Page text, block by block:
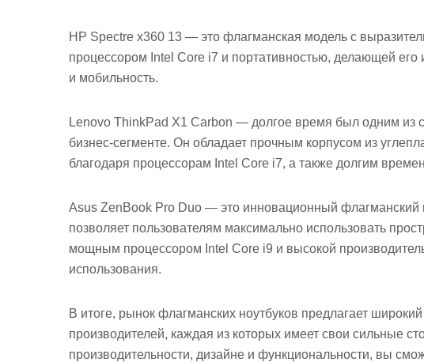
HP Spectre x360 13 — это флагманская модель с
процессором Intel Core i7 и портативностью, делающей
и мобильность.
Lenovo ThinkPad X1 Carbon — долгое время был одним из
бизнес-сегменте. Он обладает прочным корпусом из
благодаря процессорам Intel Core i7, а также долгим
Asus ZenBook Pro Duo — это инновационный флагманский
позволяет пользователям максимально использовать
мощным процессором Intel Core i9 и высокой
использования.
В итоге, рынок флагманских ноутбуков предлагает
производителей, каждая из которых имеет свои сильные
производительности, дизайне и функциональности, вы